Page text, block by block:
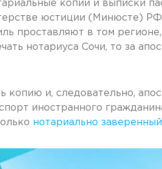
копии и выписки
юстиции (Минюсте)
проставляют в том
нотариуса Сочи, то за
копию и, следовательно,
иностранного
нотариально